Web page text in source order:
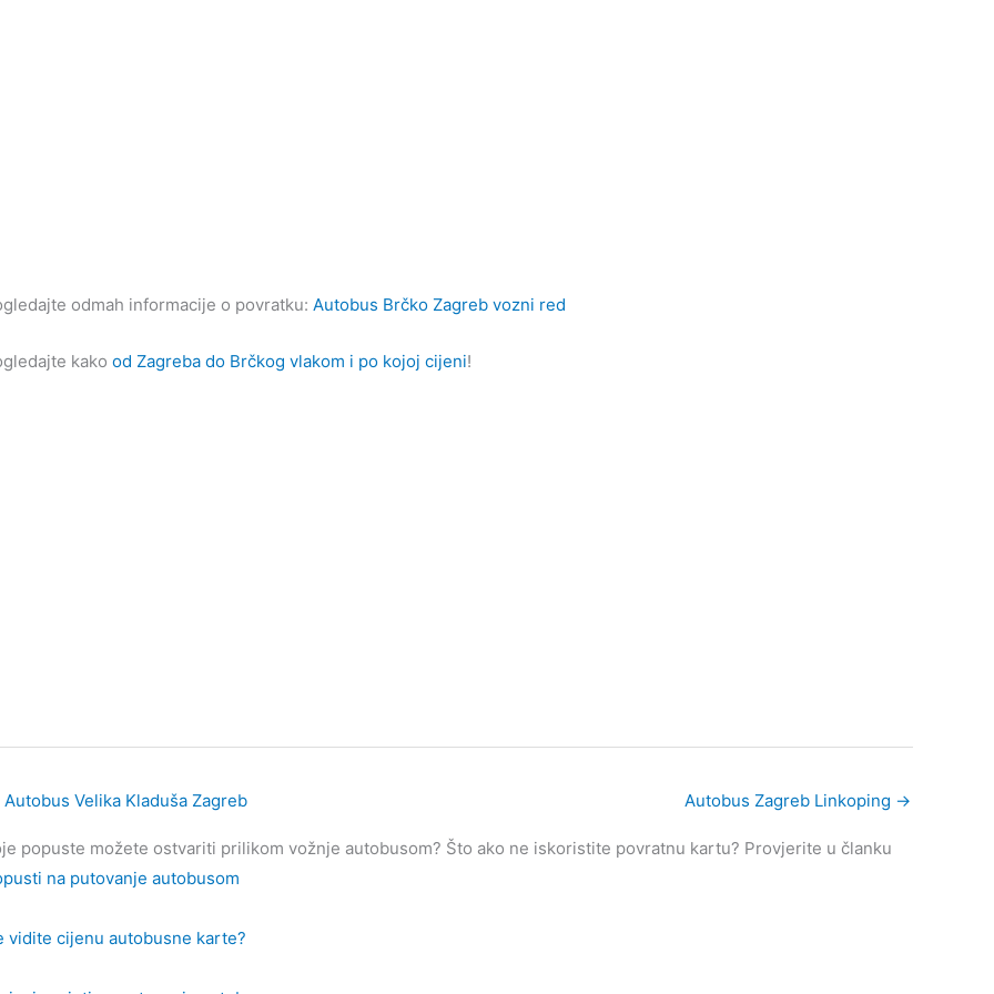
odmah informacije o povratku: Autobus Brčko Zagreb vozni red
kako od Zagreba do Brčkog vlakom i po kojoj cijeni!
Autobus Velika Kladuša Zagreb Autobus Zagreb Linkoping →
popuste možete ostvariti prilikom vožnje autobusom? Što ako ne iskoristite povratnu kartu? Provjerite u članku
na putovanje autobusom
vidite cijenu autobusne karte?